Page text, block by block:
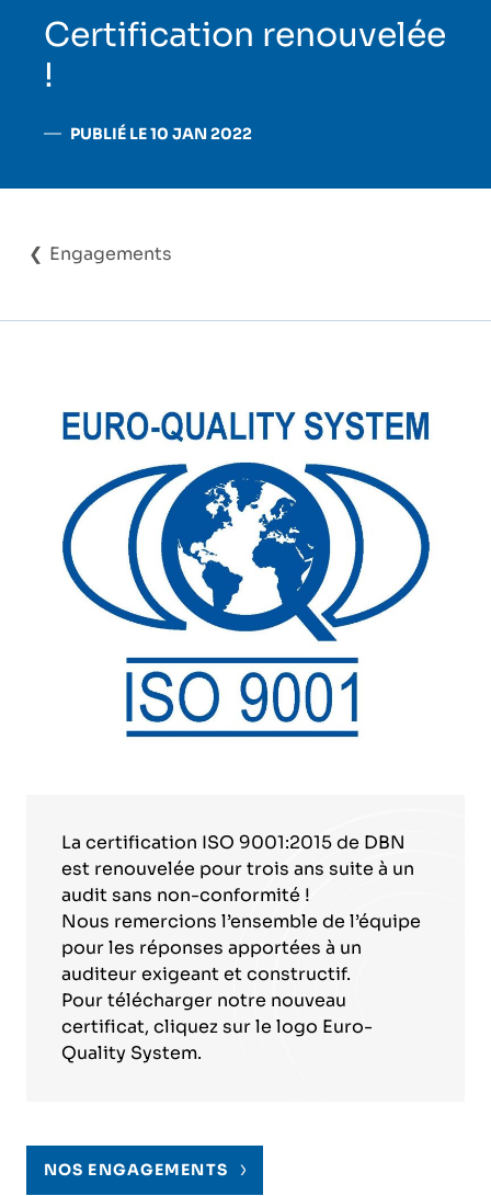
Certification renouvelée
!
PUBLIÉ LE 10 JAN 2022
Engagements
La certification ISO 9001:2015 de DBN
est renouvelée pour trois ans suite à un
audit sans non-conformité !
Nous remercions l’ensemble de l’équipe
pour les réponses apportées à un
auditeur exigeant et constructif.
Pour télécharger notre nouveau
certificat, cliquez sur le logo Euro-
Quality System.
NOS ENGAGEMENTS